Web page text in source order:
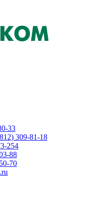
33
309-81-18
254
88
70